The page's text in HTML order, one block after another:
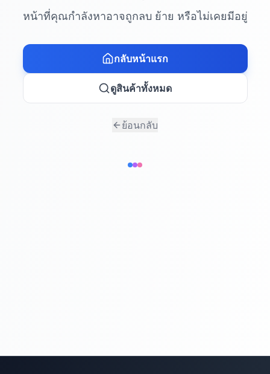
หน้าที่คุณกำลังหาอาจถูกลบ ย้าย หรือไม่เคยมีอยู่
กลับหน้าแรก
ดูสินค้าทั้งหมด
ย้อนกลับ